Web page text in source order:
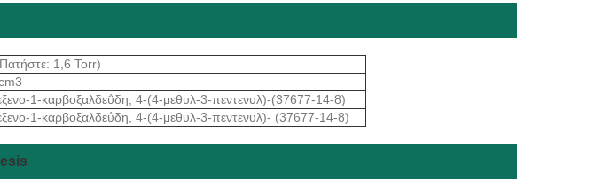
1,6 Torr)
1-καρβοξαλδεΰδη, 4-(4-μεθυλ-3-πεντενυλ)-(37677-14-8)
1-καρβοξαλδεΰδη, 4-(4-μεθυλ-3-πεντενυλ)- (37677-14-8)